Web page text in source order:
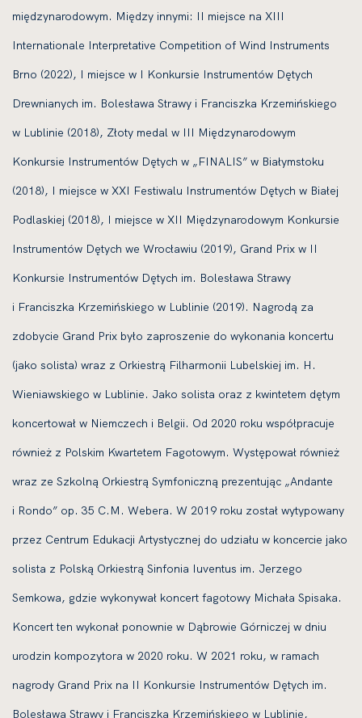
międzynarodowym. Między innymi: II miejsce na XIII
Internationale Interpretative Competition of Wind Instruments
Brno (2022), I miejsce w I Konkursie Instrumentów Dętych
Drewnianych im. Bolesława Strawy i Franciszka Krzemińskiego
w Lublinie (2018), Złoty medal w III Międzynarodowym
Konkursie Instrumentów Dętych w „FINALIS” w Białymstoku
(2018), I miejsce w XXI Festiwalu Instrumentów Dętych w Białej
Podlaskiej (2018), I miejsce w XII Międzynarodowym Konkursie
Instrumentów Dętych we Wrocławiu (2019), Grand Prix w II
Konkursie Instrumentów Dętych im. Bolesława Strawy
i Franciszka Krzemińskiego w Lublinie (2019). Nagrodą za
zdobycie Grand Prix było zaproszenie do wykonania koncertu
(jako solista) wraz z Orkiestrą Filharmonii Lubelskiej im. H.
Wieniawskiego w Lublinie. Jako solista oraz z kwintetem dętym
koncertował w Niemczech i Belgii. Od 2020 roku współpracuje
również z Polskim Kwartetem Fagotowym. Występował również
wraz ze Szkolną Orkiestrą Symfoniczną prezentując „Andante
i Rondo” op. 35 C.M. Webera. W 2019 roku został wytypowany
przez Centrum Edukacji Artystycznej do udziału w koncercie jako
solista z Polską Orkiestrą Sinfonia Iuventus im. Jerzego
Semkowa, gdzie wykonywał koncert fagotowy Michała Spisaka.
Koncert ten wykonał ponownie w Dąbrowie Górniczej w dniu
urodzin kompozytora w 2020 roku. W 2021 roku, w ramach
nagrody Grand Prix na II Konkursie Instrumentów Dętych im.
Bolesława Strawy i Franciszka Krzemińskiego w Lublinie,